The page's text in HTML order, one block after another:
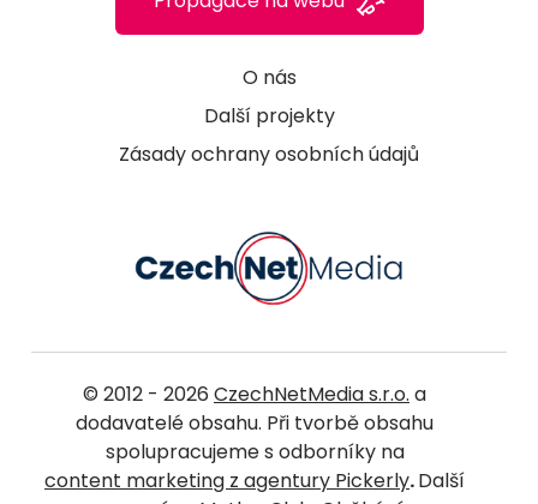
O nás
Další projekty
Zásady ochrany osobních údajů
© 2012 - 2026 CzechNetMedia s.r.o. a
dodavatelé obsahu. Při tvorbě obsahu
spolupracujeme s odborníky na
content marketing z agentury Pickerly.Další